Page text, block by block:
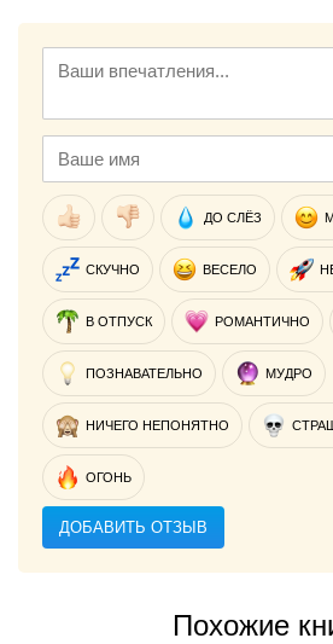
ДО СЛЁЗ
СКУЧНО ВЕСЕЛО
В ОТПУСК РОМАНТИЧНО
ПОЗНАВАТЕЛЬНО МУДРО
НИЧЕГО НЕПОНЯТНО
ОГОНЬ
ДОБАВИТЬ ОТЗЫВ
Похожие